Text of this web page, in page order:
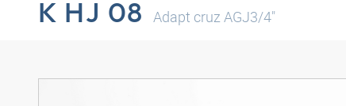
K HJ 08 Adapt cruz AGJ3/4"